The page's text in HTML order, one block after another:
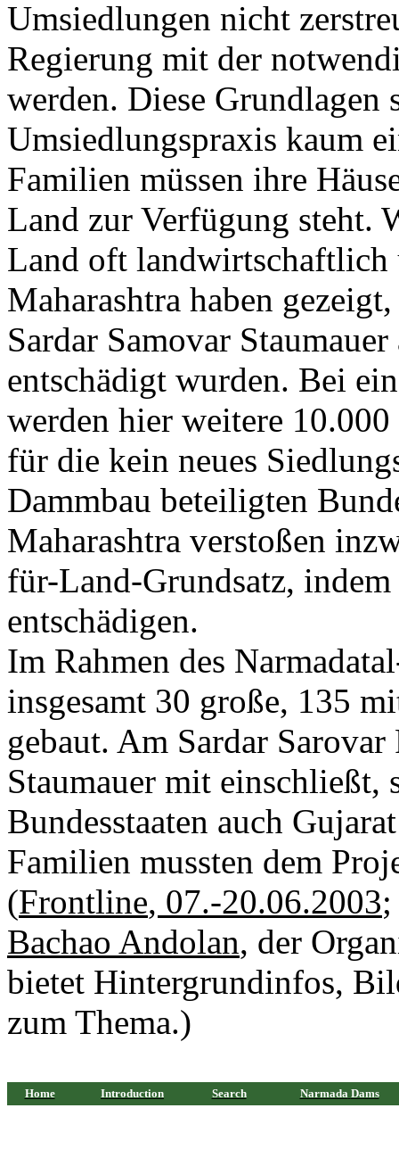
Umsiedlungen nicht
Regierung mit der
werden. Diese Grundlagen
Umsiedlungspraxis kaum
Familien müssen ihre
Land zur Verfügung steht.
Land oft landwirtschaftlich
Maharashtra haben
Sardar Samovar
entschädigt wurden. Bei
werden hier weitere
für die kein neues
Dammbau beteiligten
Maharashtra verstoßen
für-Land-Grundsatz,
entschädigen.
Im Rahmen des
insgesamt 30 große, 135
gebaut. Am Sardar Sarovar
Staumauer mit einschließt,
Bundesstaaten auch Gujarat
Familien mussten dem
(Frontline, 07.-20.06.2003
Bachao Andolan, der
bietet Hintergrundinfos,
zum Thema.)
Home Introduction Search Narmada Dams